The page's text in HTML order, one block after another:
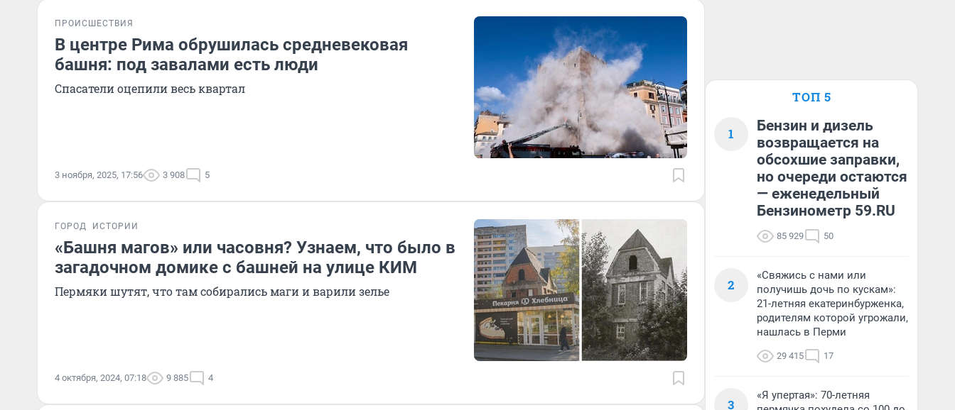
ПРОИСШЕСТВИЯ
В центре Рима обрушилась средневековая
башня: под завалами есть люди
Спасатели оцепили весь квартал
3 ноября, 2025, 17:56 3 908 5
ГОРОД ИСТОРИИ
«Башня магов» или часовня? Узнаем, что было в
загадочном домике с башней на улице КИМ
Пермяки шутят, что там собирались маги и варили зелье
4 октября, 2024, 07:18 9 885 4
ТОП 5
1
Бензин и дизель
возвращается на
обсохшие заправки,
но очереди остаются
— еженедельный
Бензинометр 59.RU
85 929 50
2
«Свяжись с нами или
получишь дочь по кускам»:
21-летняя екатеринбурженка,
родителям которой угрожали,
нашлась в Перми
29 415 17
3
«Я упертая»: 70-летняя